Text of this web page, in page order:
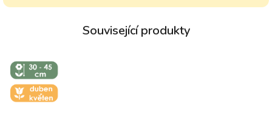
↕️ VÝŠKA 30
- 45 CM
🌼 KVĚT -
DUBEN-
KVĚTEN